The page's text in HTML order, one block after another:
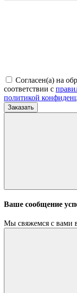
Согласен(а) на
соответствии с
политикой
Заказать
Ваше сообщение
Мы свяжемся с вами